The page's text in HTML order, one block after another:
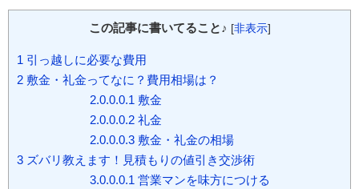
この記事に書いてること♪ [非表示]
1 引っ越しに必要な費用
2 敷金・礼金ってなに？費用相場は？
2.0.0.0.1 敷金
2.0.0.0.2 礼金
2.0.0.0.3 敷金・礼金の相場
3 ズバリ教えます！見積もりの値引き交渉術
3.0.0.0.1 営業マンを味方につける